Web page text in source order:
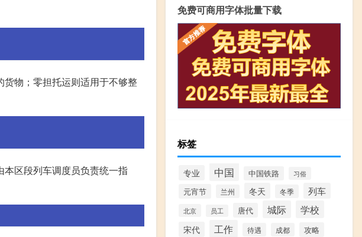
物；零担托运则适用于不够整
区段列车调度员负责统一指
免费可商用字体批量下载
标签
专业 中国 中国铁路 习俗
元宵节 兰州 冬天 冬季 列车
北京 员工 唐代 城际 学校
宋代 工作 待遇 成都 攻略